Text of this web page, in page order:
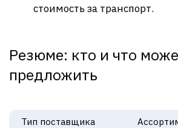
стоимость за транспорт.
Резюме: кто и что
предложить
Тип поставщика